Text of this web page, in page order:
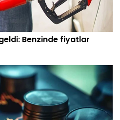
Benzinde fiyatlar